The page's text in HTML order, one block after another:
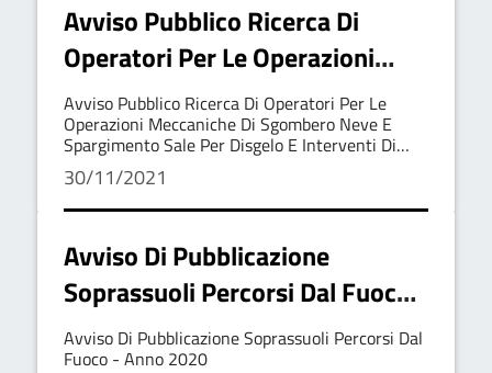
Avviso Pubblico Ricerca Di
Operatori Per Le Operazioni
Meccaniche Di Sgombero Neve
E Spargimento Sale Per Disgelo
E Interventi Di Protezione Civile
Avviso Pubblico Ricerca Di Operatori Per Le
Operazioni Meccaniche Di Sgombero Neve E
Spargimento Sale Per Disgelo E Interventi Di
Protezione Civile
30/11/2021
Avviso Di Pubblicazione
Soprassuoli Percorsi Dal Fuoco -
Anno 2020
Avviso Di Pubblicazione Soprassuoli Percorsi Dal
Fuoco - Anno 2020